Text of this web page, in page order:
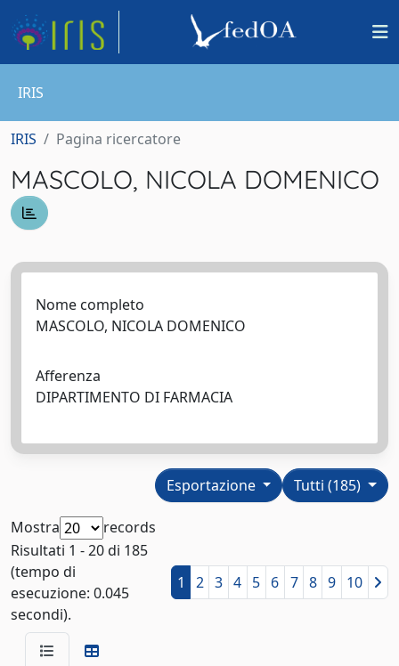
IRIS
IRIS Pagina ricercatore
MASCOLO, NICOLA DOMENICO
Nome completo
MASCOLO, NICOLA DOMENICO
Afferenza
DIPARTIMENTO DI FARMACIA
Tutti (185)
Esportazione
Mostra
records
Risultati 1 - 20 di 185
(tempo di
esecuzione: 0.045
secondi).
1 2 3 4 5 6 7 8 9 10